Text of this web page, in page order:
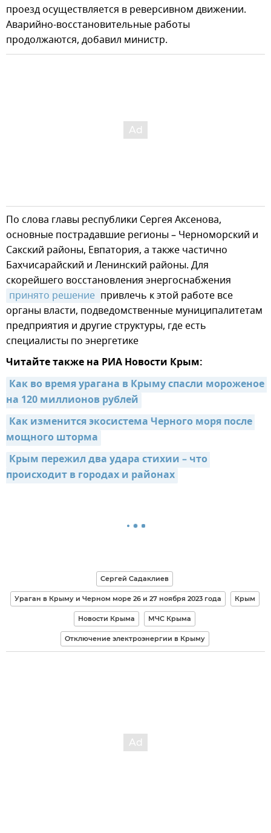
проезд осуществляется в реверсивном движении.
Аварийно-восстановительные работы
продолжаются, добавил министр.
По слова главы республики Сергея Аксенова,
основные пострадавшие регионы – Черноморский и
Сакский районы, Евпатория, а также частично
Бахчисарайский и Ленинский районы. Для
скорейшего восстановления энергоснабжения
принято решение привлечь к этой работе все
органы власти, подведомственные муниципалитетам
предприятия и другие структуры, где есть
специалисты по энергетике
Читайте также на РИА Новости Крым:
Как во время урагана в Крыму спасли мороженое
на 120 миллионов рублей
Как изменится экосистема Черного моря после
мощного шторма
Крым пережил два удара стихии – что
происходит в городах и районах
Сергей Садаклиев
Ураган в Крыму и Черном море 26 и 27 ноября 2023 года Крым
Новости Крыма МЧС Крыма
Отключение электроэнергии в Крыму